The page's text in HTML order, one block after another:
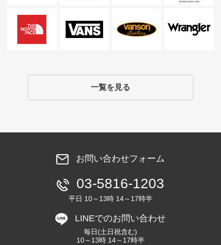
一覧を見る
お問い合わせフォーム
03-5816-1203
平日 10～13時 14～17時半
LINEでのお問い合わせ
毎日(土日祝含む)
10～13時 14～17時半